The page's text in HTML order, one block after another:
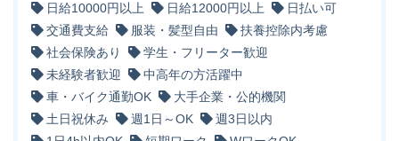
日給10000円以上
日給12000円以上
日払い可
交通費支給
服装・髪型自由
扶養控除内考慮
社会保険あり
学生・フリーター歓迎
未経験者歓迎
中高年の方活躍中
車・バイク通勤OK
大手企業・公的機関
土日祝休み
週1日～OK
週3日以内